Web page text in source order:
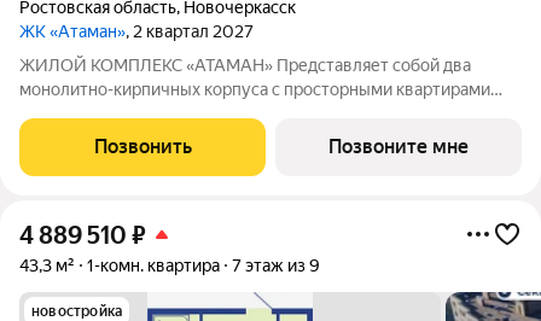
Ростовская область, Новочеркасск
ЖК «Атаман», 2 квартал 2027
ЖИЛОЙ КОМПЛЕКС «АТАМАН» Представляет собой два
монолитно-кирпичных корпуса с просторными квартирами
территории организовано озеленение, детские и спортивные
площадки с зонами для отдыха. Рядом
Позвонить Позвоните мне
4 889 510 ₽
43,3 м² 1-комн. квартира 7 этаж из 9
новостройка